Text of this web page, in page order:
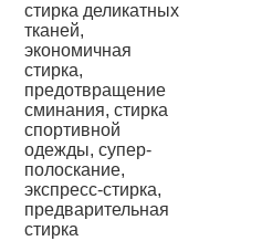
стирка деликатных
тканей,
экономичная
стирка,
предотвращение
сминания, стирка
спортивной
одежды, супер-
полоскание,
экспресс-стирка,
предварительная
стирка